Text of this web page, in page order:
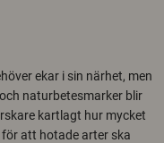
ekar i sin närhet, men
naturbetesmarker blir
kartlagt hur mycket
att hotade arter ska